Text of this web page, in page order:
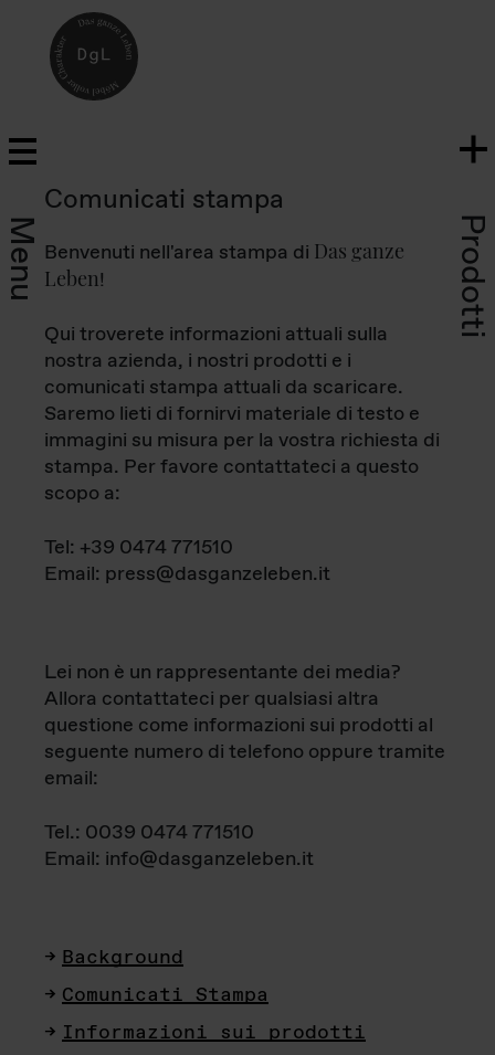
Menu Prodotti
Comunicati stampa
Benvenuti nell'area stampa di Das ganze
Leben!
Qui troverete informazioni attuali sulla
nostra azienda, i nostri prodotti e i
comunicati stampa attuali da scaricare.
Saremo lieti di fornirvi materiale di testo e
immagini su misura per la vostra richiesta di
stampa. Per favore contattateci a questo
scopo a:
Tel: +39 0474 771510
Email: press@dasganzeleben.it
Lei non è un rappresentante dei media?
Allora contattateci per qualsiasi altra
questione come informazioni sui prodotti al
seguente numero di telefono oppure tramite
email:
Tel.: 0039 0474 771510
Email: info@dasganzeleben.it
Background
Comunicati Stampa
Informazioni sui prodotti